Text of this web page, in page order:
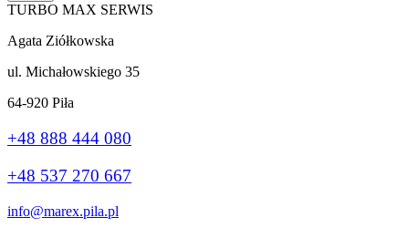
TURBO MAX SERWIS
Agata Ziółkowska
ul. Michałowskiego 35
64-920 Piła
+48 888 444 080
+48 537 270 667
info@marex.pila.pl